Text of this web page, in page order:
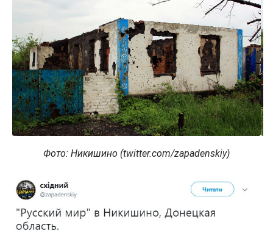
Фото: Никишино (twitter.com/zapadenskiy)